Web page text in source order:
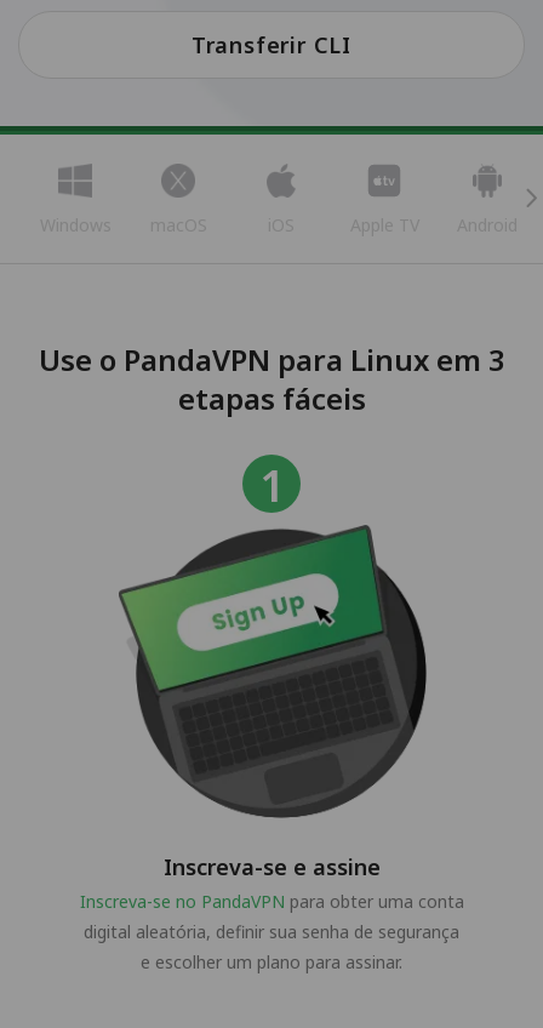
Transferir CLI
Windows macOS iOS Apple TV Android
Use o PandaVPN para Linux em 3
etapas fáceis
Inscreva-se e assine
Inscreva-se no PandaVPN para obter uma conta
digital aleatória, definir sua senha de segurança
e escolher um plano para assinar.